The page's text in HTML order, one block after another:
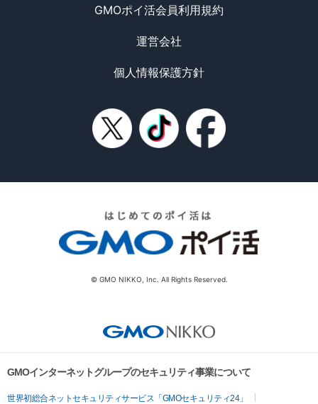
GMOポイ活会員利用規約
運営会社
個人情報保護方針
© GMO NIKKO, Inc. All Rights Reserved.
GMOインターネットグループのセキュリティ事業について
世界初総合ネットセキュリティサービス「GMOセキュリティ24」